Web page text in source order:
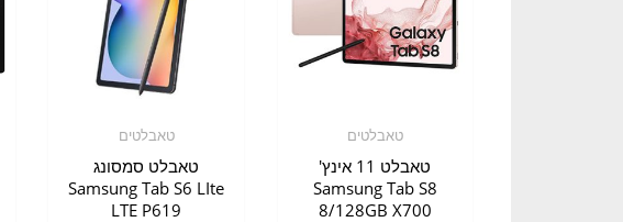
טאבלטים
טאבלט 11 אינץ'
Samsung Tab S8
8/128GB X700
טאבלטים
טאבלט סמסונג
Samsung Tab S6 LIte
LTE P619